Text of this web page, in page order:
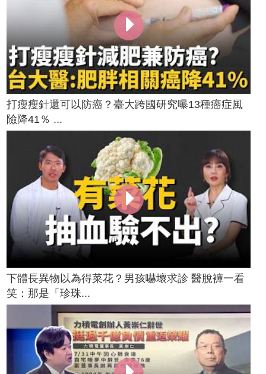
打瘦瘦針還可以防癌？臺大跨國研究曝13種癌症風
險降41％ ...
下體長異物以為得菜花？男孩嚇壞求診 醫脫褲一看
笑：那是「珍珠...